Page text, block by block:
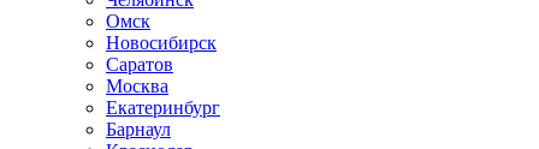
Омск
Новосибирск
Саратов
Москва
Екатеринбург
Барнаул